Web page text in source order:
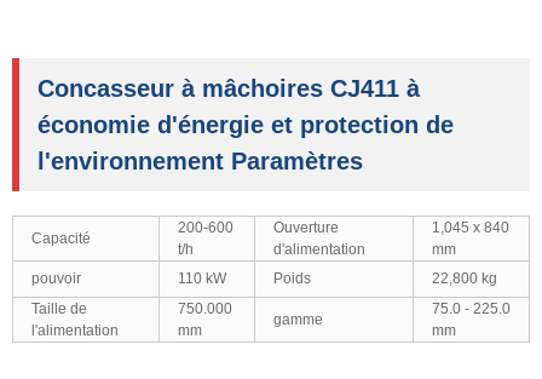
Concasseur à mâchoires CJ411 à
économie d'énergie et protection de
l'environnement Paramètres
Capacité
200-600
t/h
Ouverture
d'alimentation
1,045 x 840
mm
pouvoir
110 kW Poids
22,800 kg
Taille de
l'alimentation
750.000
mm
gamme
75.0 - 225.0
mm